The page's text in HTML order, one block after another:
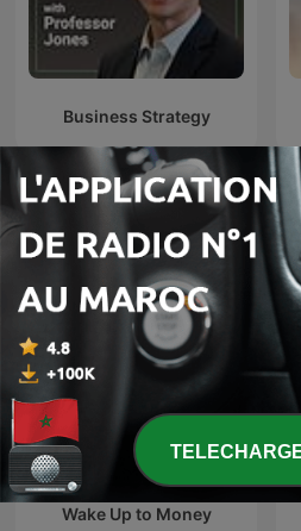
Business Strategy
Podcasts
Wake Up to Money